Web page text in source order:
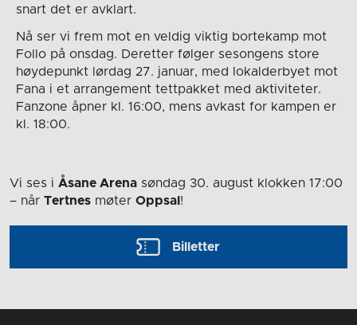
snart det er avklart.
Nå ser vi frem mot en veldig viktig bortekamp mot
Follo på onsdag. Deretter følger sesongens store
høydepunkt lørdag 27. januar, med lokalderbyet mot
Fana i et arrangement tettpakket med aktiviteter.
Fanzone åpner kl. 16:00, mens avkast for kampen er
kl. 18:00.
Vi ses i Åsane Arena søndag 30. august klokken 17:00
– når Tertnes møter Oppsal !
Billetter